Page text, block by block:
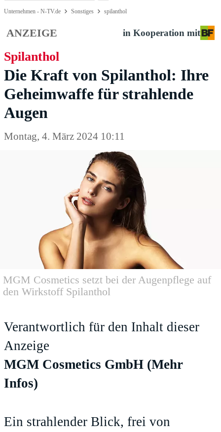
Unternehmen - N-TV.de Sonstiges spilanthol
ANZEIGE in Kooperation mit
Spilanthol
Die Kraft von Spilanthol: Ihre
Geheimwaffe für strahlende
Augen
MGM Cosmetics setzt bei der Augenpflege auf
den Wirkstoff Spilanthol
Verantwortlich für den Inhalt dieser
Anzeige
MGM Cosmetics GmbH (Mehr
Infos)
Montag, 4. März 2024 10:11
Ein strahlender Blick, frei von